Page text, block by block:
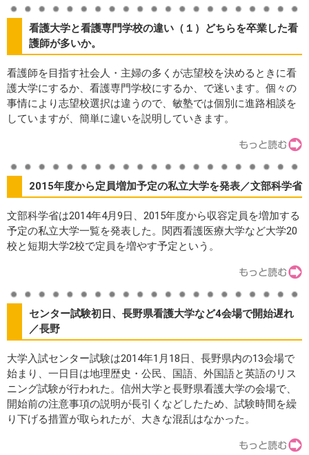
看護大学と看護専門学校の違い（１）どちらを卒業した看
護師が多いか。
看護師を目指す社会人・主婦の多くが志望校を決めるときに看
護大学にするか、看護専門学校にするか、で迷います。個々の
事情により志望校選択は違うので、敏塾では個別に進路相談を
していますが、簡単に違いを説明していきます。
2015年度から定員増加予定の私立大学を発表／文部科学省
文部科学省は2014年4月9日、2015年度から収容定員を増加する
予定の私立大学一覧を発表した。関西看護医療大学など大学20
校と短期大学2校で定員を増やす予定という。
センター試験初日、長野県看護大学など4会場で開始遅れ
／長野
大学入試センター試験は2014年1月18日、長野県内の13会場で
始まり、一日目は地理歴史・公民、国語、外国語と英語のリス
ニング試験が行われた。信州大学と長野県看護大学の会場で、
開始前の注意事項の説明が長引くなどしたため、試験時間を繰
り下げる措置が取られたが、大きな混乱はなかった。